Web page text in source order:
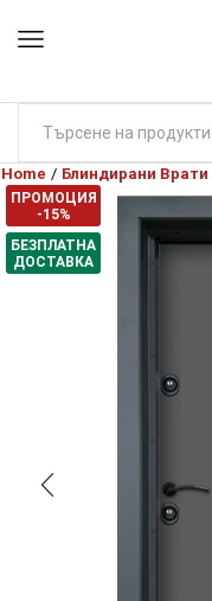
Home / Блиндирани Врати
ПРОМОЦИЯ
-15%
БЕЗПЛАТНА
ДОСТАВКА